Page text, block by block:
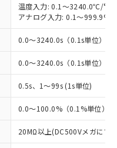
温度入力: 0.1～3240.0℃/°F
アナログ入力: 0.1～
0.0～3240.0s（0.1s単位）
0.0～3240.0s（0.1s単位）
0.5s、1～99s (1s単位)
0.0～100.0%（0.1%単位）
20MΩ以上(DC500Vメガにて)
（10物質）の
供可能な商品で